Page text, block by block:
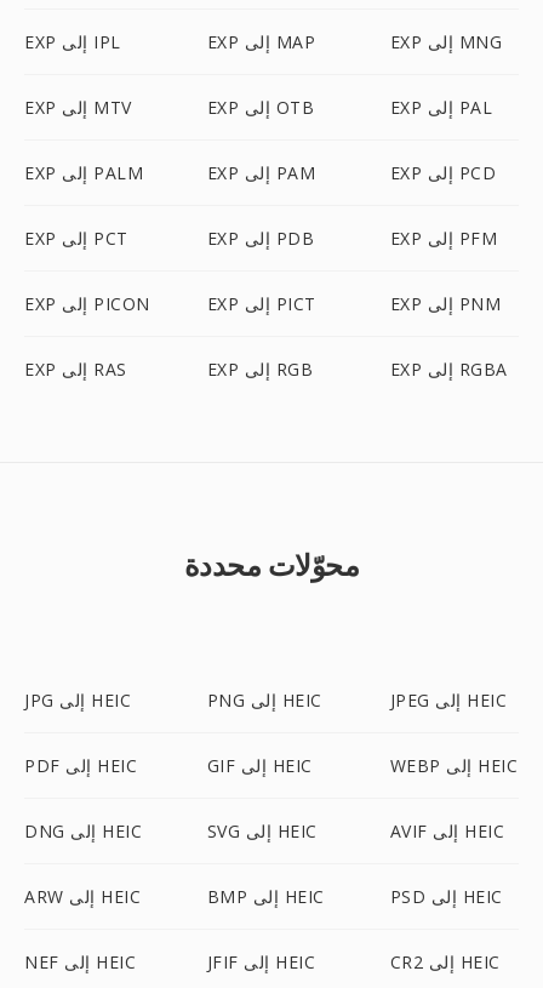
EXP إلى IPL EXP إلى MAP EXP إلى MNG
EXP إلى MTV EXP إلى OTB EXP إلى PAL
EXP إلى PALM EXP إلى PAM EXP إلى PCD
EXP إلى PCT EXP إلى PDB EXP إلى PFM
EXP إلى PICON EXP إلى PICT EXP إلى PNM
EXP إلى RAS EXP إلى RGB EXP إلى RGBA
محوّلات محددة
JPG إلى HEIC PNG إلى HEIC JPEG إلى HEIC
PDF إلى HEIC GIF إلى HEIC WEBP إلى HEIC
DNG إلى HEIC SVG إلى HEIC AVIF إلى HEIC
ARW إلى HEIC BMP إلى HEIC PSD إلى HEIC
NEF إلى HEIC JFIF إلى HEIC CR2 إلى HEIC